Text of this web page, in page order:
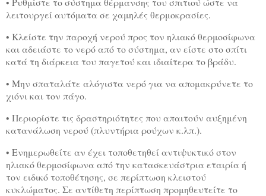
λειτουργεί αυτόματα σε χαμηλές θερμοκρασίες.
• Κλείστε την παροχή νερού προς τον ηλιακό θερμοσίφωνα
και αδειάστε το νερό από το σύστημα, αν είστε στο σπίτι
κατά τη διάρκεια του παγετού και ιδιαίτερα το βράδυ.
• Μην σπαταλάτε αλόγιστα νερό για να απομακρύνετε το
χιόνι και τον πάγο.
• Περιορίστε τις δραστηριότητες που απαιτούν αυξημένη
κατανάλωση νερού (πλυντήρια ρούχων κ.λπ.).
• Ενημερωθείτε αν έχει τοποθετηθεί αντιψυκτικό στον
ηλιακό θερμοσίφωνα από την κατασκευάστρια εταιρία ή
τον ειδικό τοποθέτησης, σε περίπτωση κλειστού
κυκλώματος. Σε αντίθετη περίπτωση προμηθευτείτε το